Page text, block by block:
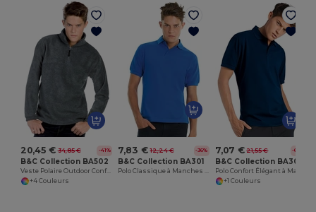
20,45 € 34,85 € -41%
B&C Collection BA502
Veste Polaire Outdoor Confortable
+4 Couleurs
7,83 € 12,24 € -36%
B&C Collection BA301
7,07 € 21,55 € -67%
B&C Collection BA305
+1 Couleurs